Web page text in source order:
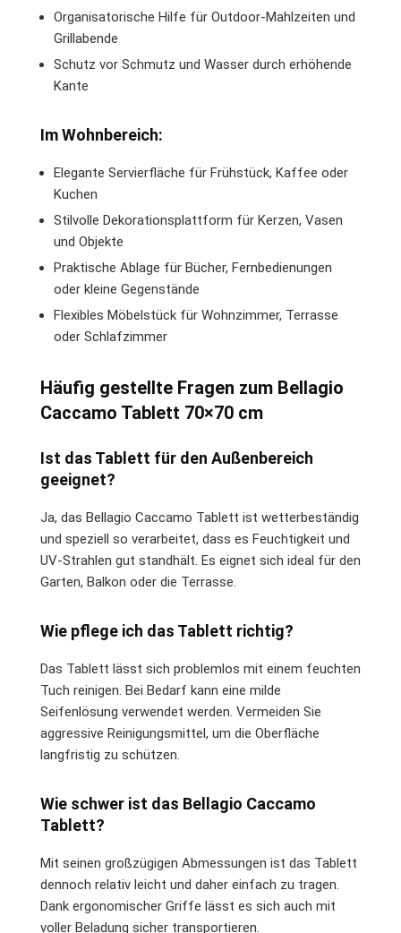
Organisatorische Hilfe für Outdoor-Mahlzeiten und
Grillabende
Schutz vor Schmutz und Wasser durch erhöhende
Kante
Im Wohnbereich:
Elegante Servierfläche für Frühstück, Kaffee oder
Kuchen
Stilvolle Dekorationsplattform für Kerzen, Vasen
und Objekte
Praktische Ablage für Bücher, Fernbedienungen
oder kleine Gegenstände
Flexibles Möbelstück für Wohnzimmer, Terrasse
oder Schlafzimmer
Häufig gestellte Fragen zum Bellagio
Caccamo Tablett 70×70 cm
Ist das Tablett für den Außenbereich
geeignet?
Ja, das Bellagio Caccamo Tablett ist wetterbeständig
und speziell so verarbeitet, dass es Feuchtigkeit und
UV-Strahlen gut standhält. Es eignet sich ideal für den
Garten, Balkon oder die Terrasse.
Wie pflege ich das Tablett richtig?
Das Tablett lässt sich problemlos mit einem feuchten
Tuch reinigen. Bei Bedarf kann eine milde
Seifenlösung verwendet werden. Vermeiden Sie
aggressive Reinigungsmittel, um die Oberfläche
langfristig zu schützen.
Wie schwer ist das Bellagio Caccamo
Tablett?
Mit seinen großzügigen Abmessungen ist das Tablett
dennoch relativ leicht und daher einfach zu tragen.
Dank ergonomischer Griffe lässt es sich auch mit
voller Beladung sicher transportieren.